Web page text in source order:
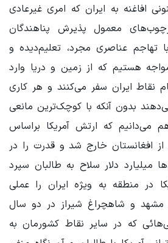
افاغنه به ایران که امری غیرعادی
معمول پذیرش پناهندگان
تهاجم عناصری مجرد، تعلیم‌دیده و
هستیم که از زمین و دریا وارد
نقاط ایران سفر می‌کنند و هر کاری
بدون آنکه با کوچک‌ترین مانعی
می‌دانیم که ارتش آمریکا براساس
افغانستان خارج شد و قدرت را در
میلیارد دلار سلاح به طالبان سپرد
در منطقه به ویژه ایران را عملی
مشهد و شاهچراغ شیراز در دو سال
که در سایر نقاط کشورمان به